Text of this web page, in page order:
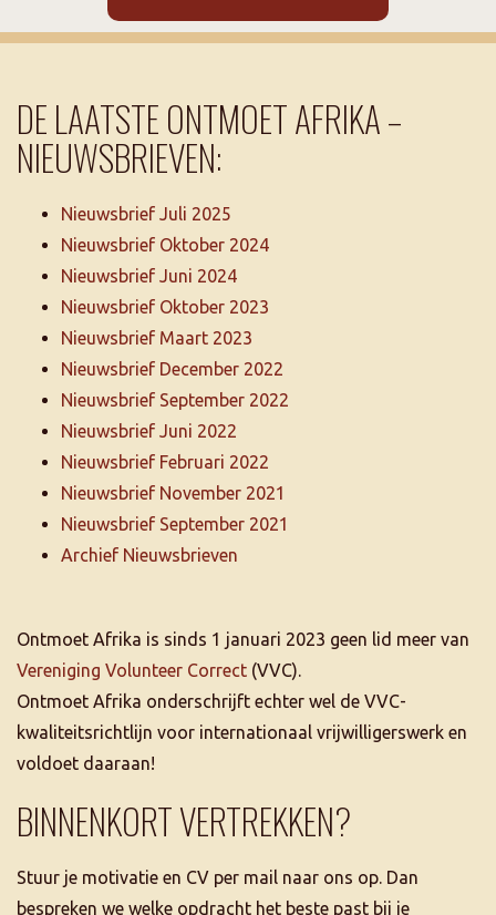
DE LAATSTE ONTMOET AFRIKA –
NIEUWSBRIEVEN:
Nieuwsbrief Juli 2025
Nieuwsbrief Oktober 2024
Nieuwsbrief Juni 2024
Nieuwsbrief Oktober 2023
Nieuwsbrief Maart 2023
Nieuwsbrief December 2022
Nieuwsbrief September 2022
Nieuwsbrief Juni 2022
Nieuwsbrief Februari 2022
Nieuwsbrief November 2021
Nieuwsbrief September 2021
Archief Nieuwsbrieven
Ontmoet Afrika is sinds 1 januari 2023 geen lid meer van
Vereniging Volunteer Correct (VVC).
Ontmoet Afrika onderschrijft echter wel de VVC-
kwaliteitsrichtlijn voor internationaal vrijwilligerswerk en
voldoet daaraan!
BINNENKORT VERTREKKEN?
Stuur je motivatie en CV per mail naar ons op. Dan
bespreken we welke opdracht het beste past bij je